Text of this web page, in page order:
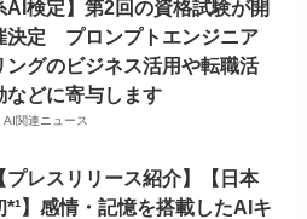
AI検定】第2回の資格試験が開
決定 プロンプトエンジニア
ングのビジネス活用や転職活
などに寄与します
AI関連ニュース
【プレスリリース紹介】【日本
*¹】感情・記憶を搭載したAIキ